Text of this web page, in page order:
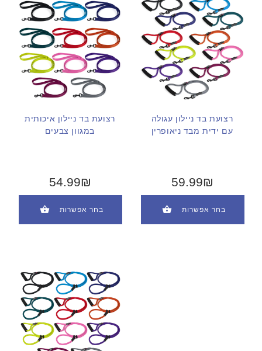
רצועת בד ניילון איכותית
במגוון צבעים
54.99₪
בחר אפשרות
רצועת בד ניילון עגולה
עם ידית מבד ניאופרין
59.99₪
בחר אפשרות